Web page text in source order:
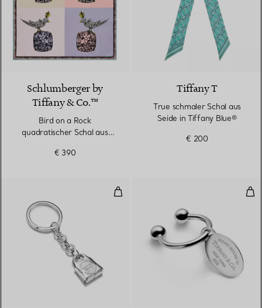
3 Farben
Schlumberger by
Tiffany & Co.™
Bird on a Rock
quadratischer Schal aus
€ 390
Tiffany T
True schmaler Schal aus
Seide in Tiffany Blue®
€ 200
Handtaschen-